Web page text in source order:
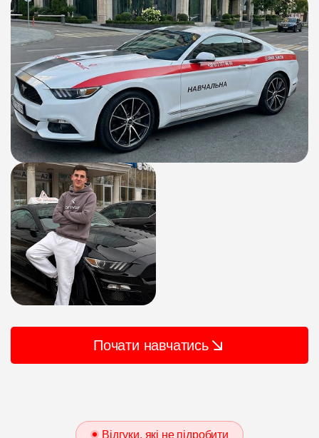
Почати навчатись
Відгуки, які не підробити